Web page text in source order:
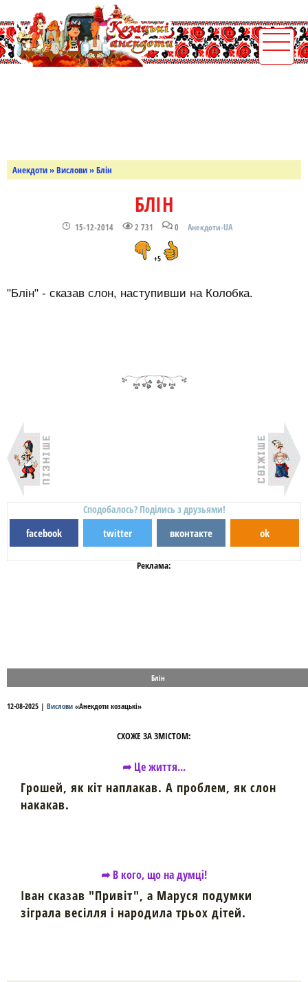
Анекдоти»Вислови» Блін
БЛІН
15-12-2014 2 731 0 Анекдоти-UA
+5
"Блін" - сказав слон, наступивши на Колобка.
Сподобалось? Поділись з друзьями!
facebook twitter вконтакте ok
Реклама:
Блін
12-08-2025 | Вислови «Анекдоти козацькі»
СХОЖЕ ЗА ЗМІСТОМ:
➦ Це життя...
Грошей, як кіт наплакав. А проблем, як слон
накакав.
➦ В кого, що на думці!
Іван сказав "Привіт", а Маруся подумки
зіграла весілля і народила трьох дітей.